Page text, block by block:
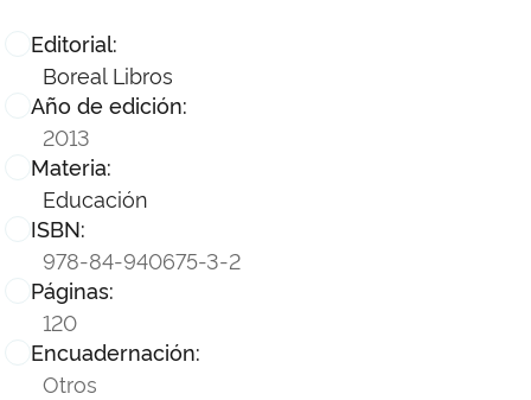
Editorial:
Boreal Libros
Año de edición:
2013
Materia:
Educación
ISBN:
978-84-940675-3-2
Páginas:
120
Encuadernación:
Otros